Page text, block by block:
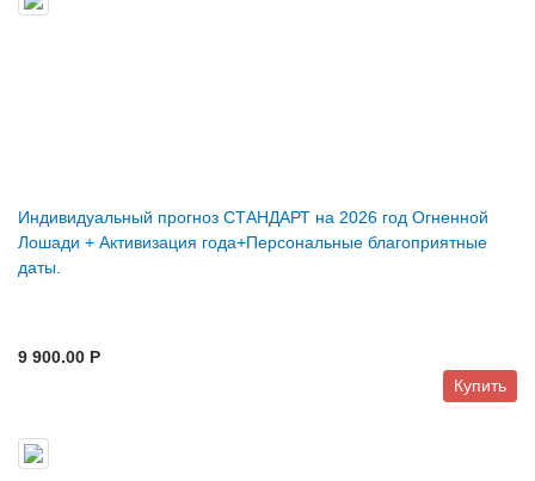
Индивидуальный прогноз СТАНДАРТ на 2026 год Огненной
Лошади + Активизация года+Персональные благоприятные
даты.
9 900.00 P
Купить